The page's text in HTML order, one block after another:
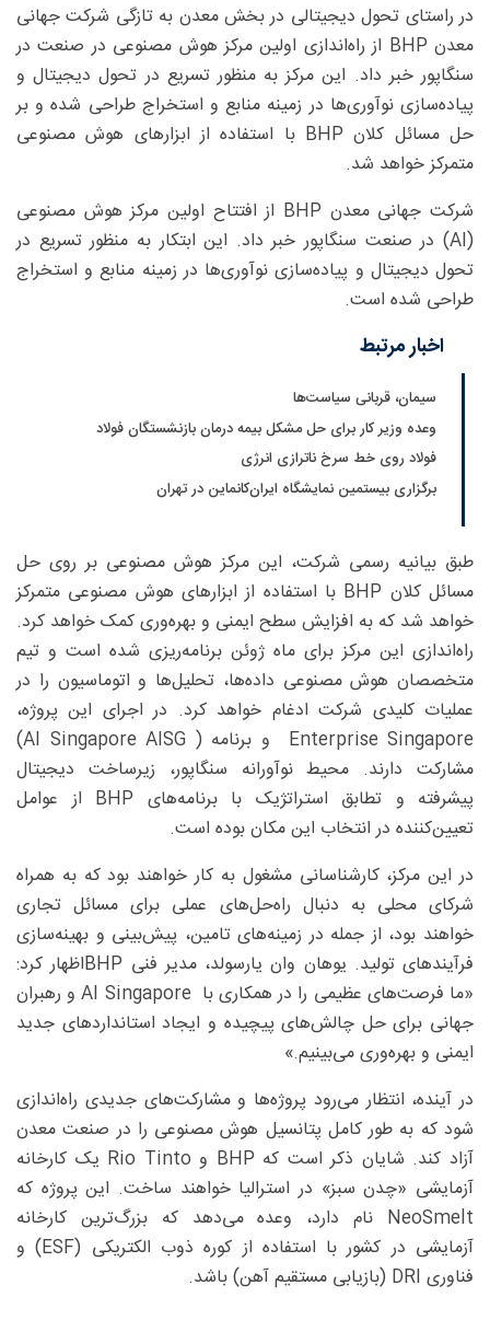
در راستای تحول دیجیتالی در بخش معدن به تازگی شرکت جهانی
معدن BHP از راه‌اندازی اولین مرکز هوش مصنوعی در صنعت در
سنگاپور خبر داد. این مرکز به منظور تسریع در تحول دیجیتال و
پیاده‌سازی نوآوری‌ها در زمینه منابع و استخراج طراحی شده و بر
حل مسائل کلان BHP با استفاده از ابزارهای هوش مصنوعی
متمرکز خواهد شد.
شرکت جهانی معدن BHP از افتتاح اولین مرکز هوش مصنوعی
(AI) در صنعت سنگاپور خبر داد. این ابتکار به منظور تسریع در
تحول دیجیتال و پیاده‌سازی نوآوری‌ها در زمینه منابع و استخراج
طراحی شده است.
اخبار مرتبط
سیمان، قربانی سیاست‌ها
وعده وزیر کار برای حل مشکل بیمه درمان بازنشستگان فولاد
فولاد روی خط سرخ ناترازی انرژی
برگزاری بیستمین نمایشگاه ایران‌کانماین در تهران
طبق بیانیه رسمی شرکت، این مرکز هوش مصنوعی بر روی حل
مسائل کلان BHP با استفاده از ابزارهای هوش مصنوعی متمرکز
خواهد شد که به افزایش سطح ایمنی و بهره‌وری کمک خواهد کرد.
راه‌اندازی این مرکز برای ماه ژوئن برنامه‌ریزی شده است و تیم
متخصصان هوش مصنوعی داده‌ها، تحلیل‌ها و اتوماسیون را در
عملیات کلیدی شرکت ادغام خواهد کرد. در اجرای این پروژه،
Enterprise Singapore و برنامه‌ ( AI Singapore AISG)
مشارکت دارند. محیط نوآورانه سنگاپور، زیرساخت دیجیتال
پیشرفته و تطابق استراتژیک با برنامه‌های BHP از عوامل
تعیین‌کننده در انتخاب این مکان بوده است.
در این مرکز، کارشناسانی مشغول به کار خواهند بود که به همراه
شرکای محلی به دنبال راه‌حل‌های عملی برای مسائل تجاری
خواهند بود، از جمله در زمینه‌های تامین، پیش‌بینی و بهینه‌سازی
فرآیندهای تولید. یوهان وان یارسولد، مدیر فنی BHPاظهار کرد:
«ما فرصت‌های عظیمی را در همکاری با‌ AI Singapore و رهبران
جهانی برای حل چالش‌های پیچیده و ایجاد استانداردهای جدید
ایمنی و بهره‌وری می‌بینیم.»
در آینده، انتظار می‌رود پروژه‌ها و مشارکت‌های جدیدی راه‌اندازی
شود که به طور کامل پتانسیل هوش مصنوعی را در صنعت معدن
آزاد کند. شایان ذکر است که BHP و Rio Tinto یک کارخانه
آزمایشی «چدن سبز» در استرالیا خواهند ساخت. این پروژه که
NeoSmelt نام دارد، وعده می‌دهد که بزرگ‌ترین کارخانه
آزمایشی در کشور با استفاده از کوره ذوب الکتریکی (ESF) و
فناوری DRI (بازیابی مستقیم آهن) باشد.